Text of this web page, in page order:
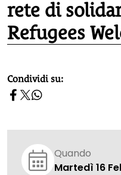
rete di
Refugees
homepage h2
Condividi su:
Quando
Martedì 16